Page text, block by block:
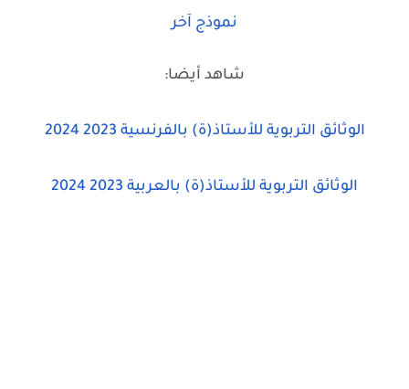
نموذج آخر
شاهد أيضا:
الوثائق التربوية للأستاذ(ة) بالفرنسية 2023 2024
الوثائق التربوية للأستاذ(ة) بالعربية 2023 2024